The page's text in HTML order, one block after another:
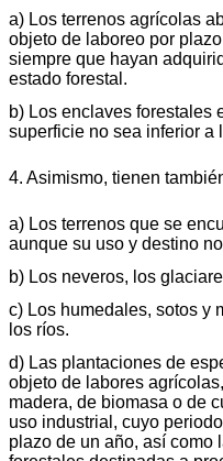
a) Los terrenos agrícolas
objeto de laboreo por
siempre que hayan
estado forestal.
b) Los enclaves forestales
superficie no sea inferior a
4. Asimismo, tienen
a) Los terrenos que se
aunque su uso y destino
b) Los neveros, los
c) Los humedales, sotos y
los ríos.
d) Las plantaciones de
objeto de labores
madera, de biomasa o de
uso industrial, cuyo
plazo de un año, así como